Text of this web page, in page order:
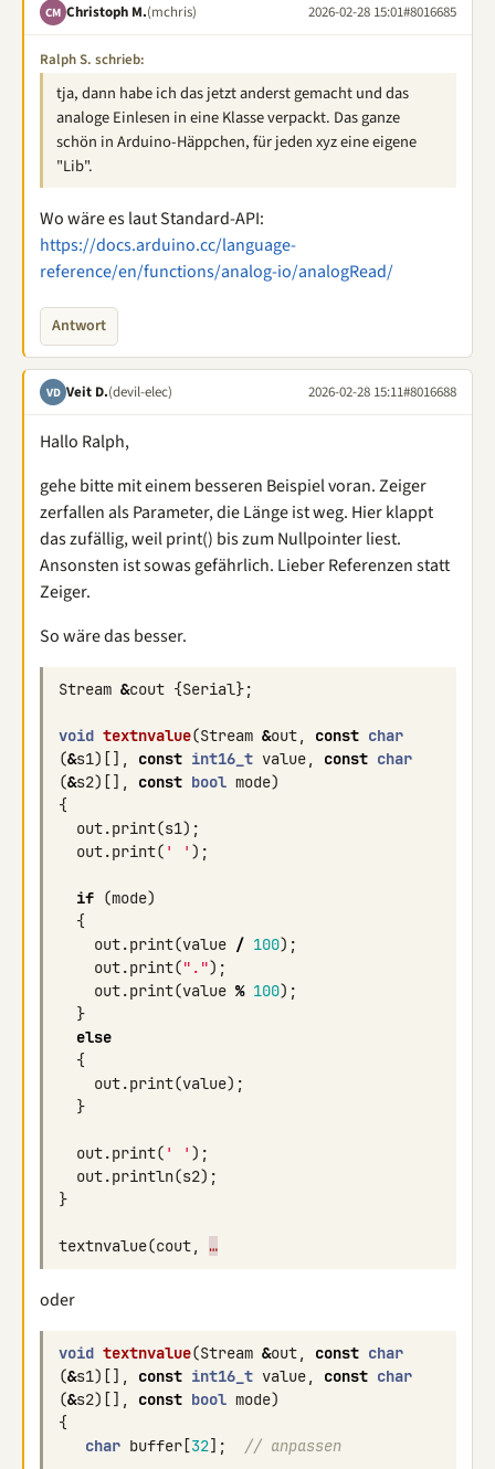
CM Christoph M.(mchris) 2026-02-28 15:01#8016685
Ralph S. schrieb:
tja, dann habe ich das jetzt anderst gemacht und das
analoge Einlesen in eine Klasse verpackt. Das ganze
schön in Arduino-Häppchen, für jeden xyz eine eigene
"Lib".
Wo wäre es laut Standard-API:
https://docs.arduino.cc/language-
reference/en/functions/analog-io/analogRead/
Antwort
VD Veit D.(devil-elec) 2026-02-28 15:11#8016688
Hallo Ralph,
gehe bitte mit einem besseren Beispiel voran. Zeiger
zerfallen als Parameter, die Länge ist weg. Hier klappt
das zufällig, weil print() bis zum Nullpointer liest.
Ansonsten ist sowas gefährlich. Lieber Referenzen statt
Zeiger.
So wäre das besser.
Stream &cout {Serial};
void textnvalue(Stream &out, const char
(&s1)[], const int16_t value, const char
(&s2)[], const bool mode)
{
out.print(s1);
out.print( ' ' );
if (mode)
{
out.print(value / 100);
out.print(".");
out.print(value % 100);
}
else
{
out.print(value);
}
out.print( ' ' );
out.println(s2);
}
textnvalue(cout, …
oder
void textnvalue(Stream &out, const char
(&s1)[], const int16_t value, const char
(&s2)[], const bool mode)
{
char buffer [32]; // anpassen